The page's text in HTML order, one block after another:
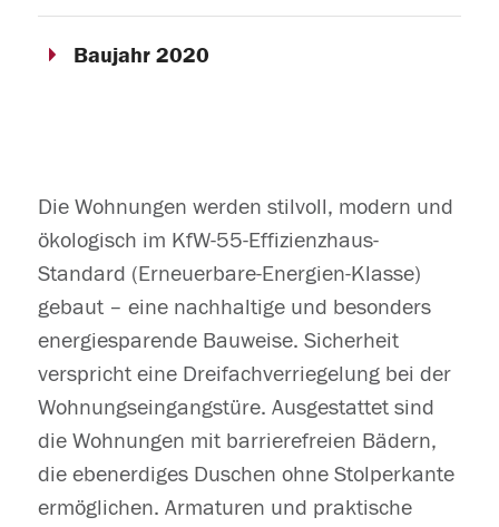
Baujahr 2020
Die Wohnungen werden stilvoll, modern und
ökologisch im KfW-55-Effizienzhaus-
Standard (Erneuerbare-Energien-Klasse)
gebaut – eine nachhaltige und besonders
energiesparende Bauweise. Sicherheit
verspricht eine Dreifachverriegelung bei der
Wohnungseingangstüre. Ausgestattet sind
die Wohnungen mit barrierefreien Bädern,
die ebenerdiges Duschen ohne Stolperkante
ermöglichen. Armaturen und praktische